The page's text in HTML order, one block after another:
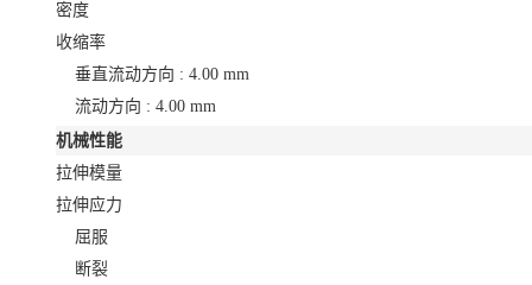
密度
收缩率
垂直流动方向 : 4.00 mm
流动方向 : 4.00 mm
机械性能
拉伸模量
拉伸应力
屈服
断裂